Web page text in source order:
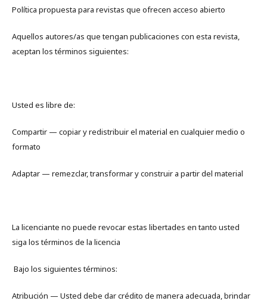
Política propuesta para revistas que ofrecen acceso abierto
Aquellos autores/as que tengan publicaciones con esta revista,
aceptan los términos siguientes:
Usted es libre de:
Compartir — copiar y redistribuir el material en cualquier medio o
formato
Adaptar — remezclar, transformar y construir a partir del material
La licenciante no puede revocar estas libertades en tanto usted
siga los términos de la licencia
Bajo los siguientes términos:
Atribución — Usted debe dar crédito de manera adecuada, brindar